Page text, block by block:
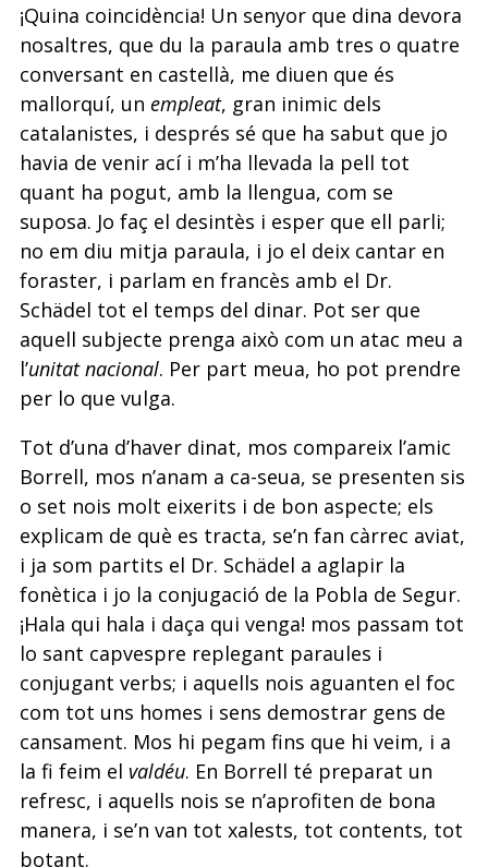
¡Quina coincidència! Un senyor que dina devora
nosaltres, que du la paraula amb tres o quatre
conversant en castellà, me diuen que és
mallorquí, un empleat, gran inimic dels
catalanistes, i després sé que ha sabut que jo
havia de venir ací i m’ha llevada la pell tot
quant ha pogut, amb la llengua, com se
suposa. Jo faç el desintès i esper que ell parli;
no em diu mitja paraula, i jo el deix cantar en
foraster, i parlam en francès amb el Dr.
Schädel tot el temps del dinar. Pot ser que
aquell subjecte prenga això com un atac meu a
l’unitat nacional. Per part meua, ho pot prendre
per lo que vulga.
Tot d’una d’haver dinat, mos compareix l’amic
Borrell, mos n’anam a ca-seua, se presenten sis
o set nois molt eixerits i de bon aspecte; els
explicam de què es tracta, se’n fan càrrec aviat,
i ja som partits el Dr. Schädel a aglapir la
fonètica i jo la conjugació de la Pobla de Segur.
¡Hala qui hala i daça qui venga! mos passam tot
lo sant capvespre replegant paraules i
conjugant verbs; i aquells nois aguanten el foc
com tot uns homes i sens demostrar gens de
cansament. Mos hi pegam fins que hi veim, i a
la fi feim el valdéu. En Borrell té preparat un
refresc, i aquells nois se n’aprofiten de bona
manera, i se’n van tot xalests, tot contents, tot
botant.